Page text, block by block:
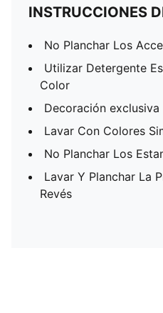
INSTRUCCIONES
No Planchar Los
Utilizar Detergente
Color
Decoración exclusiva
Lavar Con Colores
No Planchar Los
Lavar Y Planchar La
Revés